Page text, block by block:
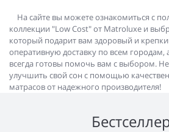
На сайте вы можете ознакомиться с
коллекции "Low Cost" от Matroluxe и
который подарит вам здоровый и
оперативную доставку по всем городам,
всегда готовы помочь вам с выбором.
улучшить свой сон с помощью
матрасов от надежного производителя!